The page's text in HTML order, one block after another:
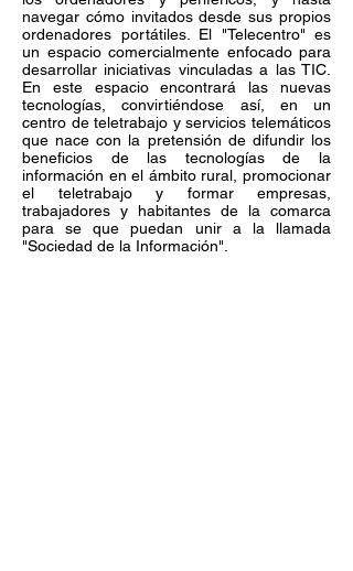
navegar cómo invitados desde sus propios
ordenadores portátiles. El "Telecentro" es
un espacio comercialmente enfocado para
desarrollar iniciativas vinculadas a las TIC.
En este espacio encontrará las nuevas
tecnologías, convirtiéndose así, en un
centro de teletrabajo y servicios telemáticos
que nace con la pretensión de difundir los
beneficios de las tecnologías de la
información en el ámbito rural, promocionar
el teletrabajo y formar empresas,
trabajadores y habitantes de la comarca
para se que puedan unir a la llamada
"Sociedad de la Información".